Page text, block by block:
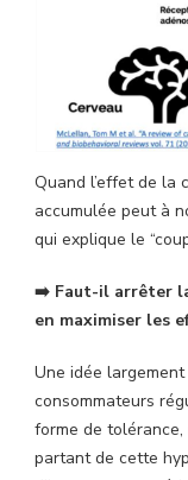
Quand l’effet de la
accumulée peut à
qui explique le
➡️ Faut-il arrêter
en maximiser les
Une idée
consommateurs
forme de
partant de cette